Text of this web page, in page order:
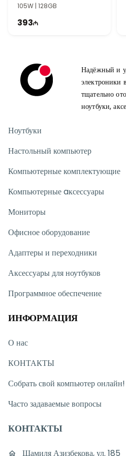
105W | 128GB
393
Надёжный и
электроники
тщательно
ноутбуки,
Ноутбуки
Настольный компьютер
Компьютерные комплектующие
Компьютерные aксессуары
Мониторы
Офисное оборудование
Адаптеры и переходники
Аксессуары для ноутбуков
Программное обеспечение
ИНФОРМАЦИЯ
О нас
КОНТАКТЫ
Собрать свой компьютер онлайн!
Часто задаваемые вопросы
КОНТАКТЫ
Шамиля Азизбекова, ул. 185